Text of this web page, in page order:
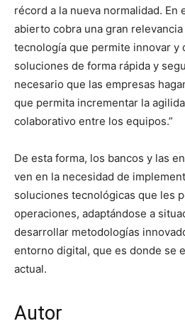
récord a la nueva normalidad. En
abierto cobra una gran
tecnología que permite innovar y
soluciones de forma rápida y
necesario que las empresas
que permita incrementar la
colaborativo entre los equipos.”
De esta forma, los bancos y las
ven en la necesidad de
soluciones tecnológicas que les
operaciones, adaptándose a
desarrollar metodologías
entorno digital, que es donde se
actual.
Autor